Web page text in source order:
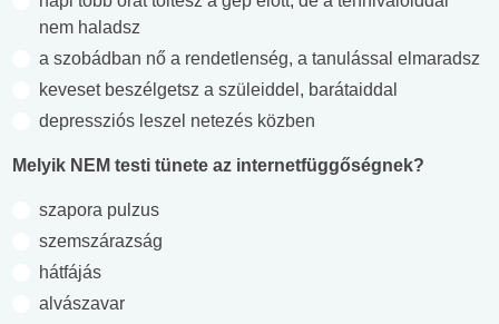
nem haladsz
a szobádban nő a rendetlenség, a tanulással elmaradsz
keveset beszélgetsz a szüleiddel, barátaiddal
depressziós leszel netezés közben
Melyik NEM testi tünete az internetfüggőségnek?
szapora pulzus
szemszárazság
hátfájás
alvászavar